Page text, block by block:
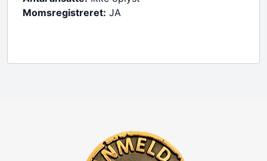
Momsregistreret: JA